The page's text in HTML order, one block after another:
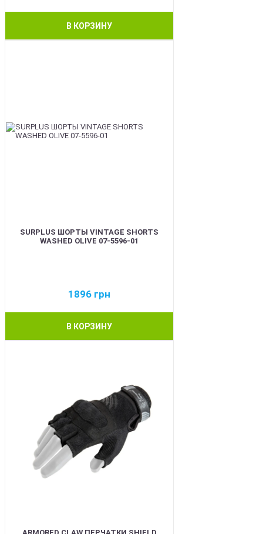
В КОРЗИНУ
SURPLUS ШОРТЫ VINTAGE SHORTS
WASHED OLIVE 07-5596-01
1896 грн
В КОРЗИНУ